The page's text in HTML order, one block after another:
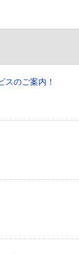
スのご案内！